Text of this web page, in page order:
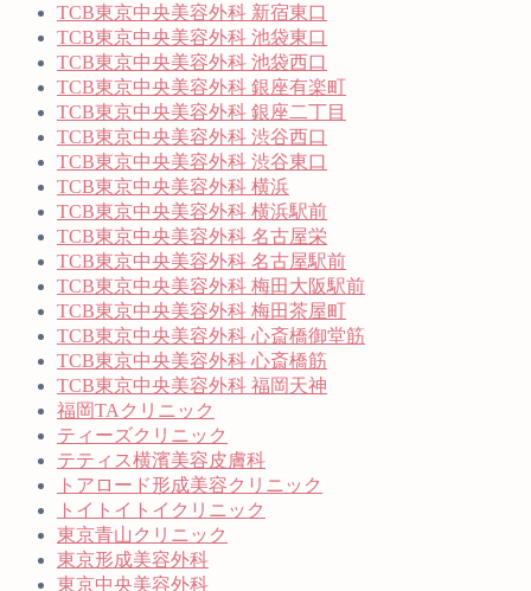
TCB東京中央美容外科 新宿東口
TCB東京中央美容外科 池袋東口
TCB東京中央美容外科 池袋西口
TCB東京中央美容外科 銀座有楽町
TCB東京中央美容外科 銀座二丁目
TCB東京中央美容外科 渋谷西口
TCB東京中央美容外科 渋谷東口
TCB東京中央美容外科 横浜
TCB東京中央美容外科 横浜駅前
TCB東京中央美容外科 名古屋栄
TCB東京中央美容外科 名古屋駅前
TCB東京中央美容外科 梅田大阪駅前
TCB東京中央美容外科 梅田茶屋町
TCB東京中央美容外科 心斎橋御堂筋
TCB東京中央美容外科 心斎橋筋
TCB東京中央美容外科 福岡天神
福岡TAクリニック
ティーズクリニック
テティス横濱美容皮膚科
トアロード形成美容クリニック
トイトイトイクリニック
東京青山クリニック
東京形成美容外科
東京中央美容外科